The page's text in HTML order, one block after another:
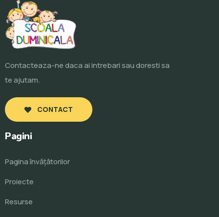
Contacteaza-ne daca ai intrebari sau doresti sa
te ajutam.
CONTACT
Pagini
Pagina învăţătorilor
Proiecte
Resurse